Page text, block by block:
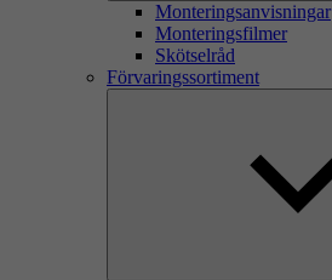
Monteringsanvisningar
Monteringsfilmer
Skötselråd
Förvaringssortiment